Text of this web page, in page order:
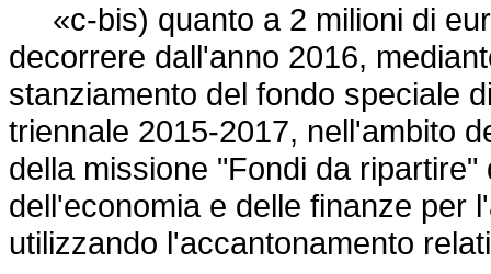
«c-bis) quanto a 2 milioni di
decorrere dall'anno 2016,
stanziamento del fondo speciale
triennale 2015-2017, nell'ambito
della missione "Fondi da
dell'economia e delle finanze per
utilizzando l'accantonamento